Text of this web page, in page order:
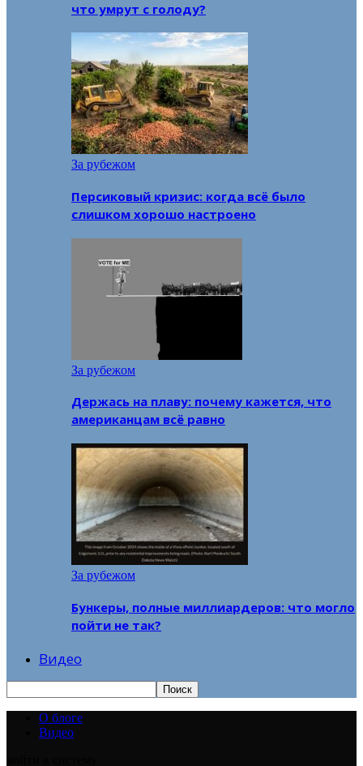
что умрут с голоду?
За рубежом
Персиковый кризис: когда всё было
слишком хорошо настроено
За рубежом
Держась на плаву: почему кажется, что
американцам всё равно
За рубежом
Бункеры, полные миллиардеров: что могло
пойти не так?
Видео
О блоге
Видео